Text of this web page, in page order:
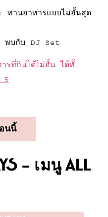
นอาหารแบบไม่อั้นสุด
พบกับ DJ Set
ารที่กินได้ไม่อั้น ได้ทั้
5
นนี้
– เมนู All